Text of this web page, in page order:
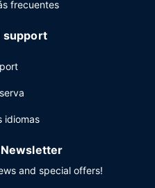
frecuentes
support
idiomas
and special offers!